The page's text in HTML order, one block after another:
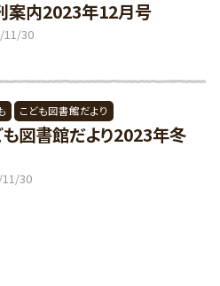
案内2023年12月号
11/30
こども図書館だより
も図書館だより2023年冬
30